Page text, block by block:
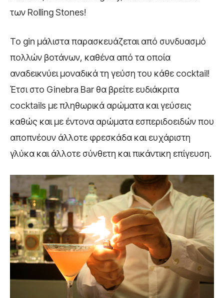
των Rolling Stones!
Το gin μάλιστα παρασκευάζεται από συνδυασμό
πολλών βοτάνων, καθένα από τα οποία
αναδεικνύει μοναδικά τη γεύση του κάθε cocktail!
Έτσι στο Ginebra Bar θα βρείτε ευδιάκριτα
cocktails με πληθωρικά αρώματα και γεύσεις
καθώς και με έντονα αρώματα εσπεριδοειδών που
αποπνέουν άλλοτε φρεσκάδα και ευχάριστη
γλύκα και άλλοτε σύνθετη και πικάντικη επίγευση.